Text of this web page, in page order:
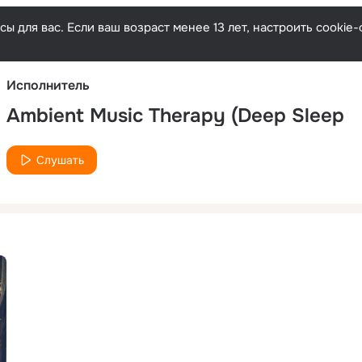
для вас. Если ваш возраст менее 13 лет, настроить
Исполнитель
Ambient Music Therapy (Deep Sleep
Слушать